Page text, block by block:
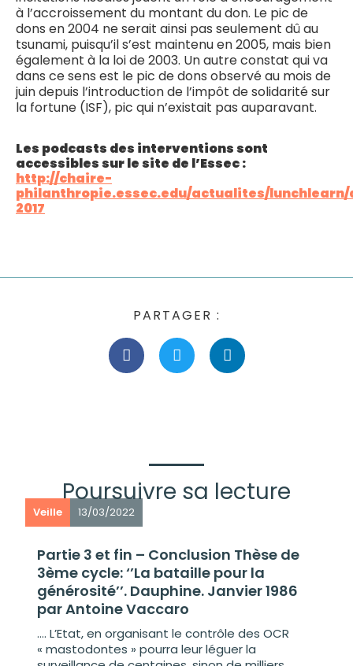
à l’accroissement du montant du don. Le pic de
dons en 2004 ne serait ainsi pas seulement dû au
tsunami, puisqu’il s’est maintenu en 2005, mais bien
également à la loi de 2003. Un autre constat qui va
dans ce sens est le pic de dons observé au mois de
juin depuis l’introduction de l’impôt de solidarité sur
la fortune (ISF), pic qui n’existait pas auparavant.
Les podcasts des interventions sont
accessibles sur le site de l’Essec :
http://chaire-
philanthropie.essec.edu/actualites/
2017
PARTAGER :
Poursuivre sa lecture
Veille 13/03/2022
Partie 3 et fin – Conclusion Thèse de
3ème cycle: ‘’La bataille pour la
générosité’’. Dauphine. Janvier 1986
par Antoine Vaccaro
…. L’Etat, en organisant le contrôle des OCR
« mastodontes » pourra leur léguer la